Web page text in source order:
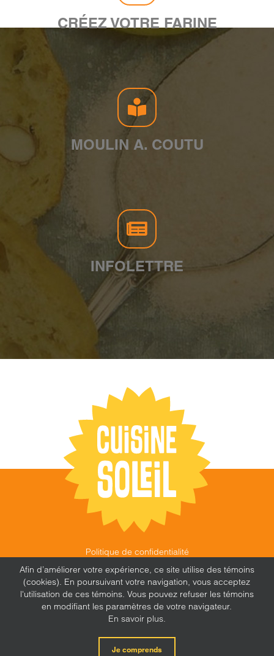
CRÉEZ VOTRE FARINE
MOULIN A. COUTU
INFOLETTRE
Politique de confidentialité
©
CUISINE SOLEIL 2026 |
FEU FOLLET - DESIGN •
WEB • MARKETING
X Facebook
Afin d’améliorer votre expérience, ce site utilise des témoins
(cookies). En poursuivant votre navigation, vous acceptez
l'utilisation de ces témoins. Vous pouvez refuser les témoins
en modifiant les paramètres de votre navigateur.
En savoir plus.
Je comprends